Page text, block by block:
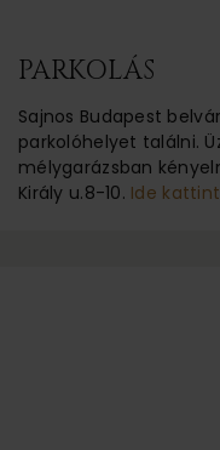
PARKOLÁS
Sajnos Budapest
parkolóhelyet találni.
mélygarázsban
Király u.8-10. Ide